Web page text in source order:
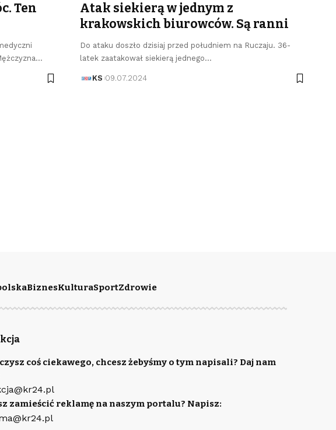
Ten
Atak siekierą w jednym z
krakowskich biurowców. Są ranni
Do ataku doszło dzisiaj przed południem na Ruczaju. 36-
latek zaatakował siekierą jednego…
KS 09.07.2024
BiznesKulturaSportZdrowie
coś ciekawego, chcesz żebyśmy o tym napisali? Daj nam
zamieścić reklamę na naszym portalu? Napisz: